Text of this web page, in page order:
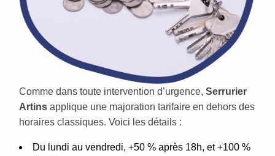
Comme dans toute intervention d’urgence, Serrurier
Artins applique une majoration tarifaire en dehors des
horaires classiques. Voici les détails :
Du lundi au vendredi, +50 % après 18h, et +100 %